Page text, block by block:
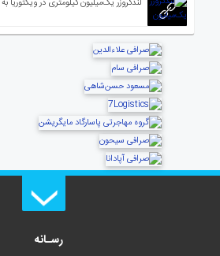
لندکروزر یک‌میلیون کیلومتری در
رسـانه